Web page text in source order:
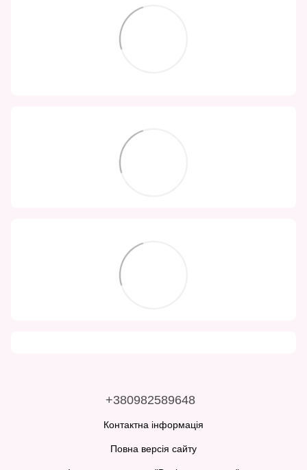
+380982589648
Контактна інформація
Повна версія сайту